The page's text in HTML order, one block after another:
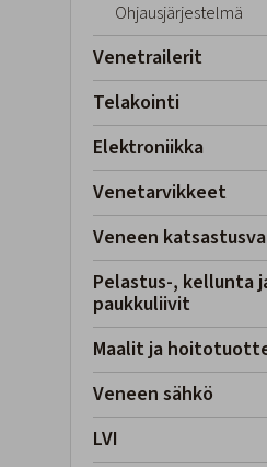
Ohjausjärjestelmä
Venetrailerit
Telakointi
Elektroniikka
Venetarvikkeet
Veneen
Pelastus-, kellunta
paukkuliivit
Maalit ja
Veneen sähkö
LVI